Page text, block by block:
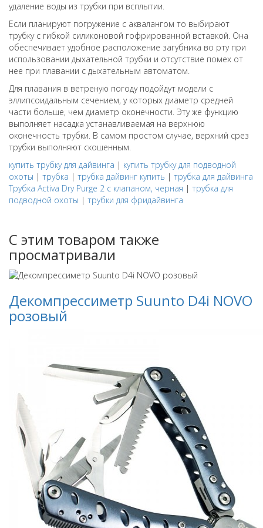
удаление воды из трубки при всплытии.
Если планируют погружение с аквалангом то выбирают
трубку с гибкой силиконовой гофрированной вставкой. Она
обеспечивает удобное расположение загубника во рту при
использовании дыхательной трубки и отсутствие помех от
нее при плавании с дыхательным автоматом.
Для плавания в ветреную погоду подойдут модели с
эллипсоидальным сечением, у которых диаметр средней
части больше, чем диаметр оконечности. Эту же функцию
выполняет насадка устанавливаемая на верхнюю
оконечность трубки. В самом простом случае, верхний срез
трубки выполняют скошенным.
купить трубку для дайвинга | купить трубку для подводной
охоты | трубка | трубка дайвинг купить | трубка для дайвинга
Трубка Activa Dry Purge 2 с клапаном, черная | трубка для
подводной охоты | трубки для фридайвинга
С этим товаром также
просматривали
Декомпрессиметр Suunto D4i NOVO
розовый